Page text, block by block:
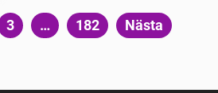
Sidnumrering
Sida
3 … Sida
182 Nästa